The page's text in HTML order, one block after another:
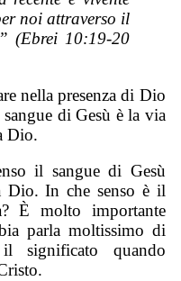
noi attraverso il
(Ebrei 10:19-20
nella presenza di Dio
di Gesù è la via
Dio.
il sangue di Gesù
Dio. In che senso è il
È molto importante
parla moltissimo di
significato quando